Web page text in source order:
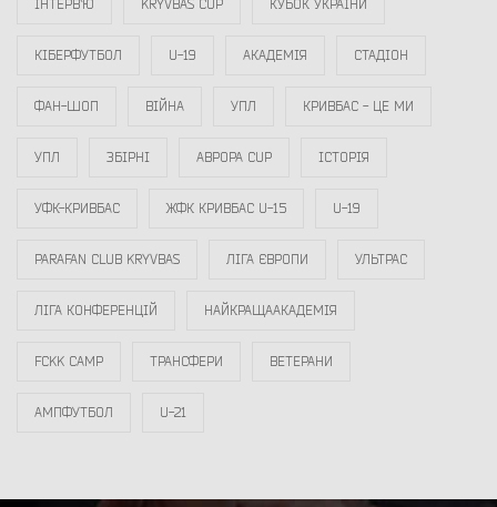
ІНТЕРВ`Ю KRYVBAS CUP КУБОК УКРАЇНИ
КІБЕРФУТБОЛ U-19 АКАДЕМІЯ СТАДІОН
ФАН-ШОП ВІЙНА УПЛ КРИВБАС - ЦЕ МИ
УПЛ ЗБІРНІ АВРОРА CUP ІСТОРІЯ
УФК-КРИВБАС ЖФК КРИВБАС U-15 U-19
PARAFAN CLUB KRYVBAS ЛІГА ЄВРОПИ УЛЬТРАС
ЛІГА КОНФЕРЕНЦІЙ НАЙКРАЩААКАДЕМІЯ
FCKK CAMP ТРАНСФЕРИ ВЕТЕРАНИ
АМПФУТБОЛ U-21